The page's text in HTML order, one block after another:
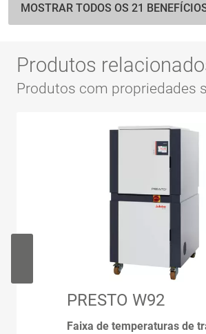
MOSTRAR TODOS OS 21
Produtos
Produtos com propriedades
PRESTO W92
Faixa de temperaturas de